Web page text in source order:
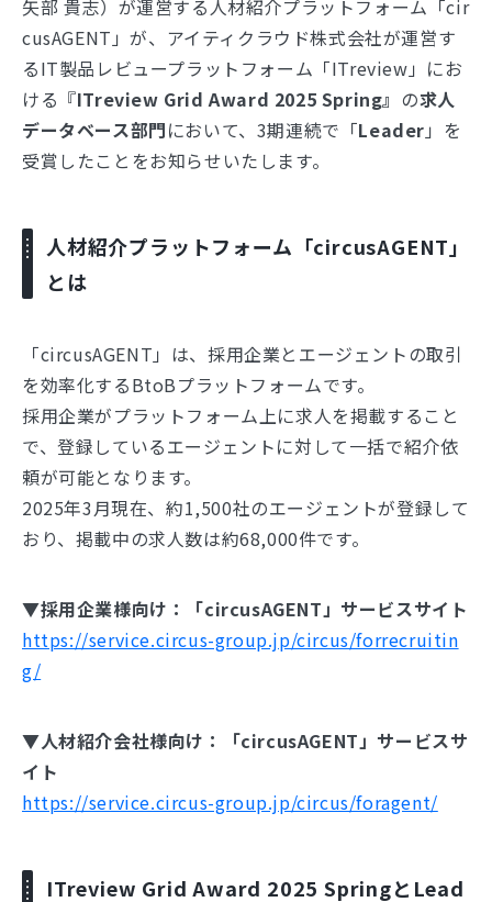
矢部 貴志）が運営する人材紹介プラットフォーム「cir
cusAGENT」が、アイティクラウド株式会社が運営す
るIT製品レビュープラットフォーム「ITreview」にお
ける『ITreview Grid Award 2025 Spring』 の求人
データベース部門において、3期連続で「Leader 」を
受賞したことをお知らせいたします。
人材紹介プラットフォーム「circusAGENT」
とは
「circusAGENT」は、採用企業とエージェントの取引
を効率化するBtoBプラットフォームです。
採用企業がプラットフォーム上に求人を掲載すること
で、登録しているエージェントに対して一括で紹介依
頼が可能となります。
2025年3月現在、約1,500社のエージェントが登録して
おり、掲載中の求人数は約68,000件です。
▼採用企業様向け：「circusAGENT」サービスサイト
https://service.circus-group.jp/circus/forrecruitin
g/
▼人材紹介会社様向け：「circusAGENT」サービスサ
イト
https://service.circus-group.jp/circus/foragent/
ITreview Grid Award 2025 SpringとLead